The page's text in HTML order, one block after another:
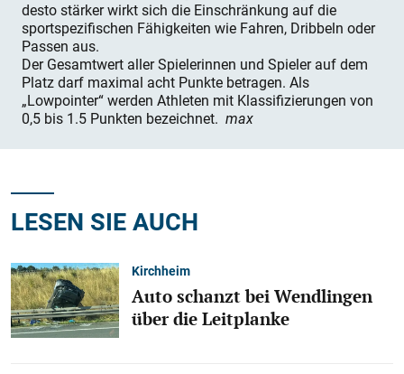
desto stärker wirkt sich die Einschränkung auf die
sportspezifischen Fähigkeiten wie Fahren, Dribbeln oder
Passen aus.
Der Gesamtwert aller Spielerinnen und Spieler auf dem
Platz darf maximal acht Punkte betragen. Als
„Lowpointer“ werden Athleten mit Klassifizierungen von
0,5 bis 1.5 Punkten bezeichnet. max
LESEN SIE AUCH
Kirchheim
Auto schanzt bei Wendlingen
über die Leitplanke